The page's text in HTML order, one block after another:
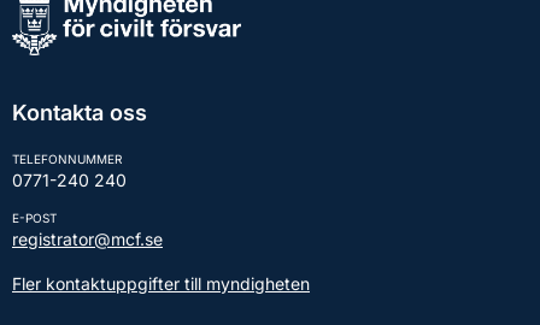
Kontakta oss
TELEFONNUMMER
0771-240 240
E-POST
registrator@mcf.se
Fler kontaktuppgifter till myndigheten